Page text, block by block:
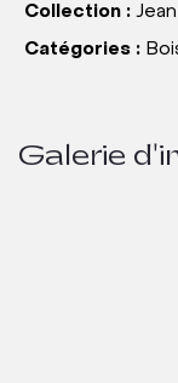
Collection :
Catégories :
Galerie